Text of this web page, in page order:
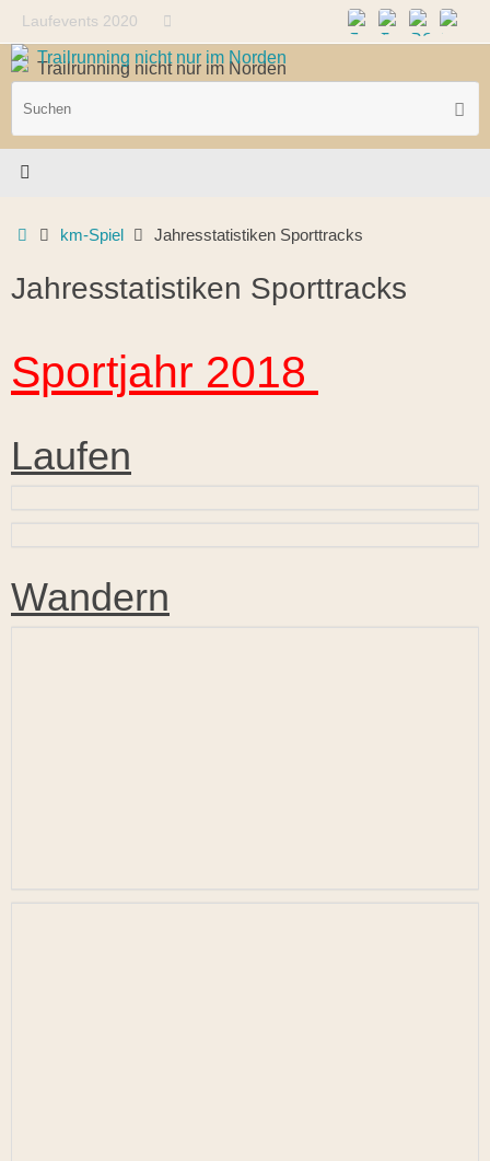
Zum
Inhalt
springen
Laufevents 2020
nach:
Suchen
Startkm-Spiel Jahresstatistiken Sporttracks
Jahresstatistiken Sporttracks
Sportjahr 2018
Laufen
Wandern